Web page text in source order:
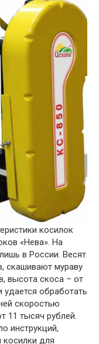
косилок
«Нева». На
в России. Весят
скашивают мураву
высота скоса – от
удается обработать
скоростью
11 тысяч рублей.
инструкций,
для